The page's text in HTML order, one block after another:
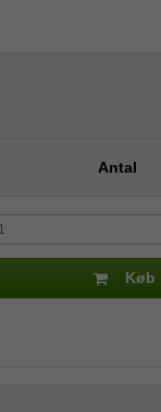
Antal
Køb